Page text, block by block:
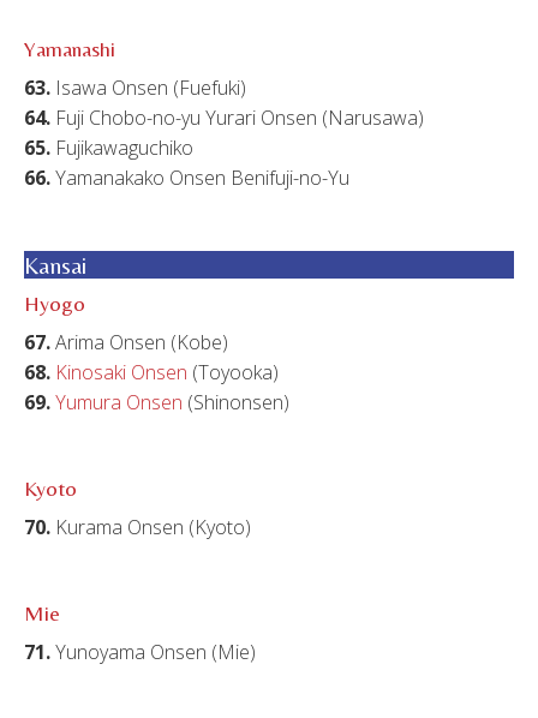
Yamanashi
63. Isawa Onsen (Fuefuki)
64. Fuji Chobo-no-yu Yurari Onsen (Narusawa)
65. Fujikawaguchiko
66.Yamanakako Onsen Benifuji-no-Yu
Kansai
Hyogo
67.Arima Onsen (Kobe)
68. Kinosaki Onsen (Toyooka)
69.Yumura Onsen (Shinonsen)
Kyoto
70. Kurama Onsen (Kyoto)
Mie
71.Yunoyama Onsen (Mie)